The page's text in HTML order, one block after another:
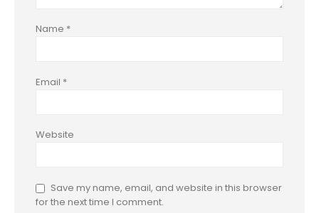
Name *
Email *
Website
Save my name, email, and website in this browser
for the next time I comment.